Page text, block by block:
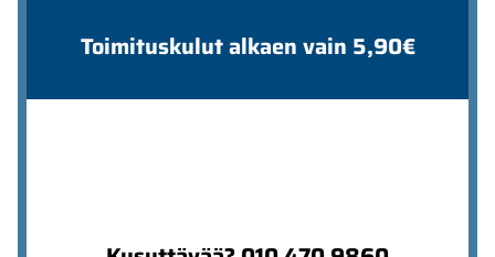
Toimituskulut alkaen vain 5,90€